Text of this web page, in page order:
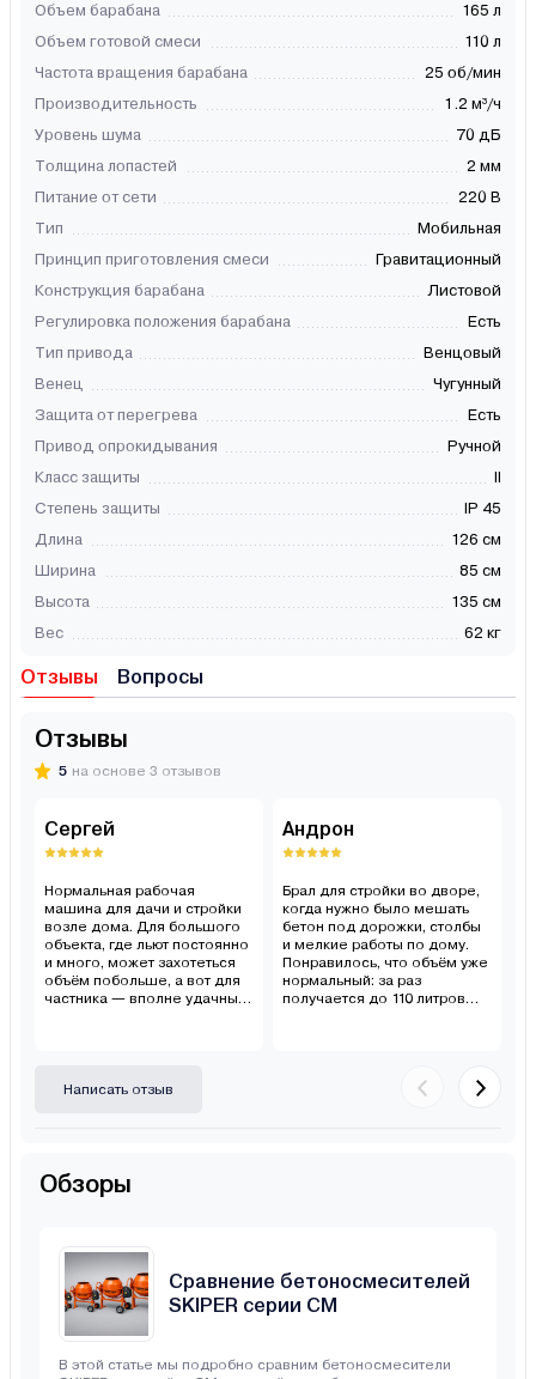
Объем барабана
165 л
Объем готовой смеси
110 л
Частота вращения барабана
25 об/мин
Производительность
1.2 м³/ч
Уровень шума
70 дБ
Толщина лопастей
2 мм
Питание от сети
220 В
Тип
Мобильная
Принцип приготовления смеси
Гравитационный
Конструкция барабана
Листовой
Регулировка положения барабана
Есть
Тип привода
Венцовый
Венец
Чугунный
Защита от перегрева
Есть
Привод опрокидывания
Ручной
Класс защиты
II
Степень защиты
IP 45
Длина
126 см
Ширина
85 см
Высота
135 см
Вес
62 кг
Отзывы Вопросы
Отзывы
5 на основе 3 отзывов
Сергей
Нормальная рабочая
машина для дачи и стройки
возле дома. Для большого
объекта, где льют постоянно
и много, может захотеться
объём побольше, а вот для
частника — вполне удачный
Андрон
Брал для стройки во дворе,
когда нужно было мешать
бетон под дорожки, столбы
и мелкие работы по дому.
Понравилось, что объём уже
нормальный: за раз
получается до 110 литров
обычной сети 220 В, так что
для дома и дачи вариант
Написать отзыв
Обзоры
Сравнение бетоносмесителей
SKIPER серии CM
В этой статье мы подробно сравним бетоносмесители